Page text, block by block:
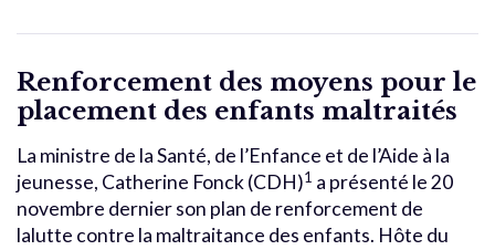
Renforcement des moyens pour le
placement des enfants maltraités
La ministre de la Santé, de l’Enfance et de l’Aide à la
jeunesse, Catherine Fonck (CDH)1 a présenté le 20
novembre dernier son plan de renforcement de
lalutte contre la maltraitance des enfants. Hôte du